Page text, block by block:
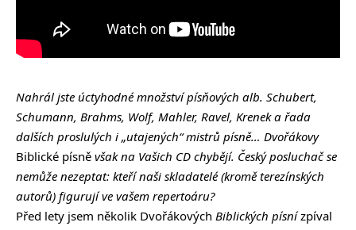
Nahrál jste úctyhodné množství písňových alb. Schubert,
Schumann, Brahms, Wolf, Mahler, Ravel, Krenek a řada
dalších proslulých i „utajených“ mistrů písně… Dvořákovy
Biblické písně však na Vašich CD chybějí. Český posluchač se
nemůže nezeptat: kteří naši skladatelé (kromě terezínských
autorů) figurují ve vašem repertoáru?
Před lety jsem několik Dvořákových Biblických písnízpíval